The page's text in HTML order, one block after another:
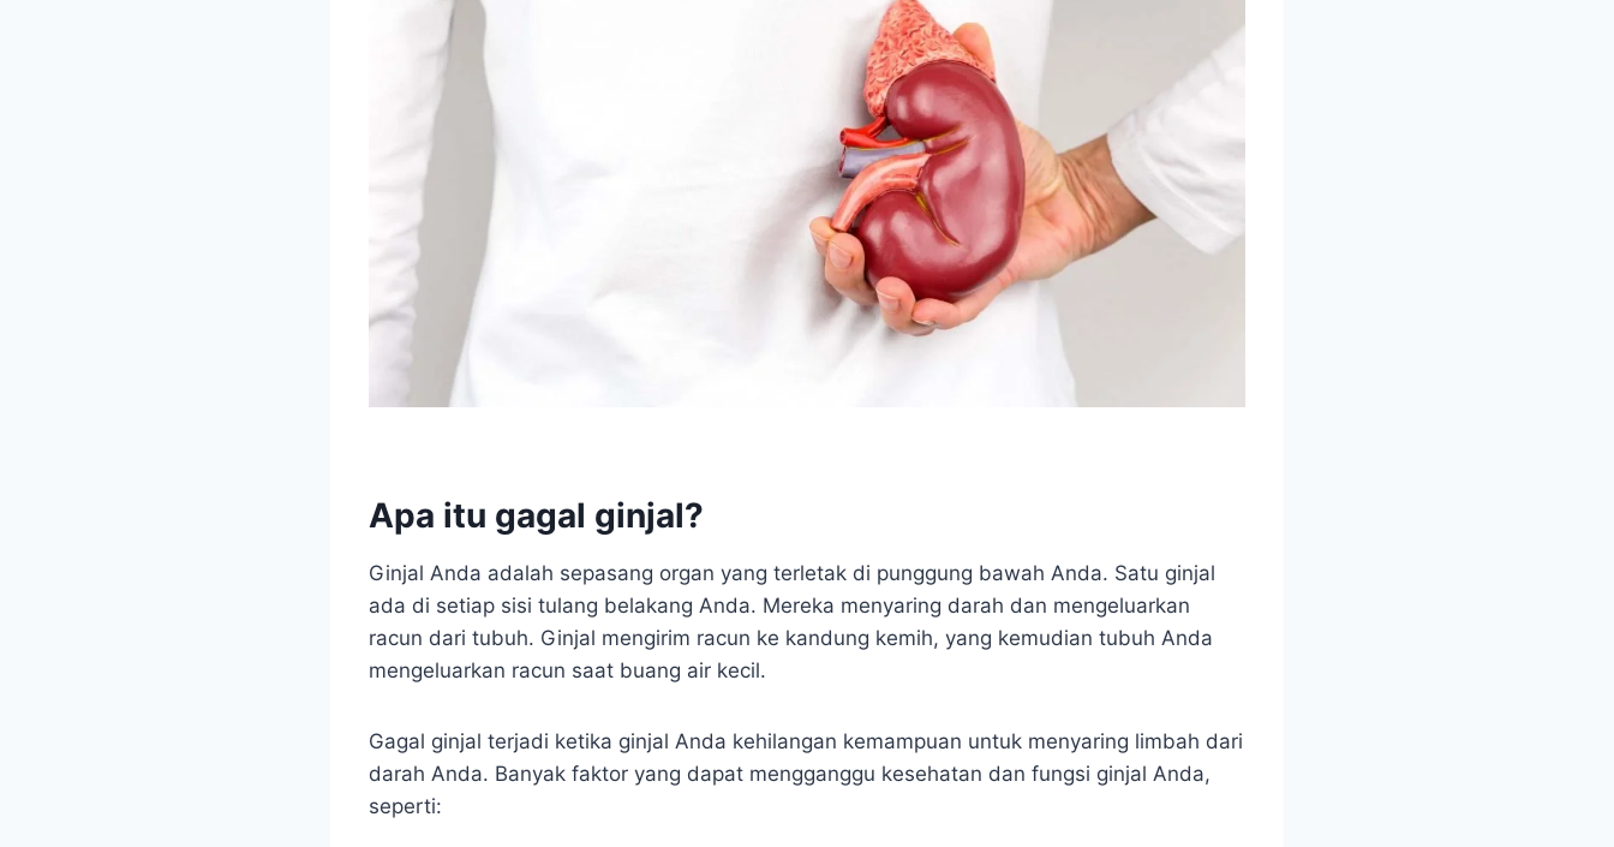
Apa itu gagal ginjal?
Ginjal Anda adalah sepasang organ yang terletak di punggung bawah Anda. Satu ginjal
ada di setiap sisi tulang belakang Anda. Mereka menyaring darah dan mengeluarkan
racun dari tubuh. Ginjal mengirim racun ke kandung kemih, yang kemudian tubuh Anda
mengeluarkan racun saat buang air kecil.
Gagal ginjal terjadi ketika ginjal Anda kehilangan kemampuan untuk menyaring limbah dari
darah Anda. Banyak faktor yang dapat mengganggu kesehatan dan fungsi ginjal Anda,
seperti: